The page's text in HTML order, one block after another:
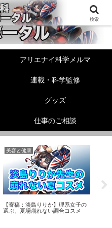
アリエナイ科学メルマ
連載・科学監修
グッズ
仕事のご相談
美容と健康
【寄稿：淡島りりか】理系女子の
選ぶ、夏場崩れない調合コスメ
検索